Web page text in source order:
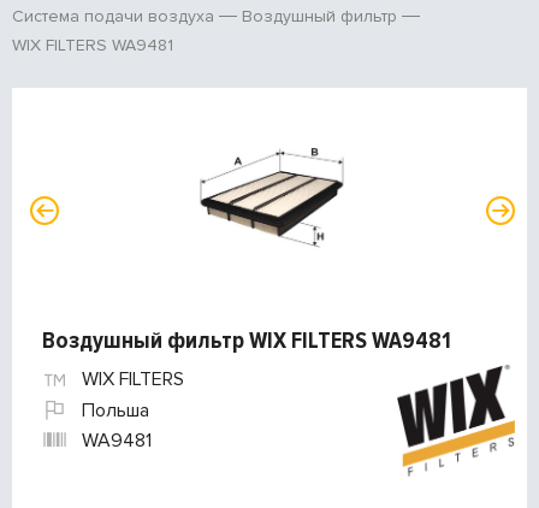
Система подачи воздуха
Воздушный фильтр
WIX FILTERS WA9481
Воздушный фильтр WIX FILTERS WA9481
WIX FILTERS
Польша
WA9481